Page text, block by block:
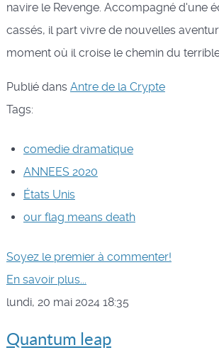
navire le Revenge. Accompagné d'une
cassés, il part vivre de nouvelles
moment où il croise le chemin du
Publié dans Antre de la Crypte
Tags:
comedie dramatique
ANNEES 2020
États Unis
our flag means death
Soyez le premier à commenter!
En savoir plus...
lundi, 20 mai 2024 18:35
Quantum leap